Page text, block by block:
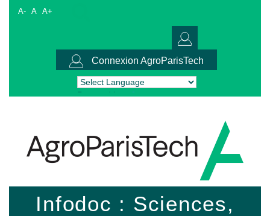
A- A A+
Connexion AgroParisTech
Powered by Translate
Infodoc : Sciences,